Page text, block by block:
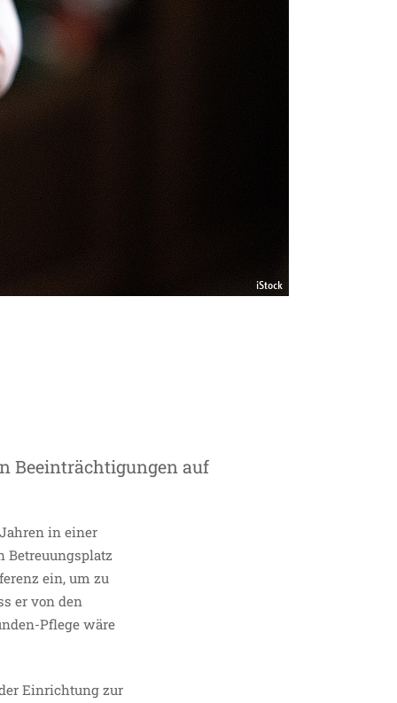
iStock
Beeinträchtigungen auf
in einer
Betreuungsplatz
ein, um zu
er von den
Pflege wäre
Einrichtung zur